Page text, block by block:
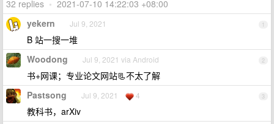
32 replies • 2021-07-10 14:22:03 +08:00
1
yekern Jul 9, 2021
B 站一搜一堆
2
Woodong Jul 9, 2021 via Android
书+网课；专业论文网站📃不太了解
3
Pastsong Jul 9, 2021 4
教科书，arXiv